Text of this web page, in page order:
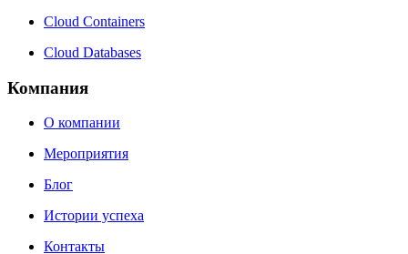
Cloud Containers
Cloud Databases
Компания
О компании
Мероприятия
Блог
Истории успеха
Контакты